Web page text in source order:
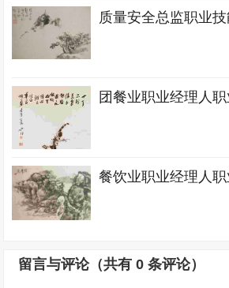
质量安全总监职业
团餐业职业经理人
餐饮业职业经理人
留言与评论（共有0 条评论）